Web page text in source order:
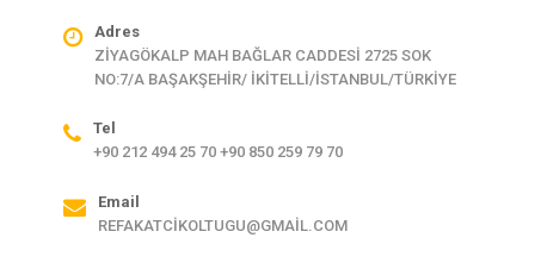
Adres
ZİYAGÖKALP MAH BAĞLAR CADDESİ 2725 SOK
NO:7/A BAŞAKŞEHİR/ İKİTELLİ/İSTANBUL/TÜRKİYE
Tel
+90 212 494 25 70 +90 850 259 79 70
Email
REFAKATCIKOLTUGU@GMAIL.COM